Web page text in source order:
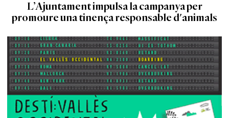
L’Ajuntament impulsa la campanya per
promoure una tinença responsable d'animals